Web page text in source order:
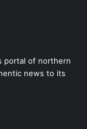
portal of northern
news to its